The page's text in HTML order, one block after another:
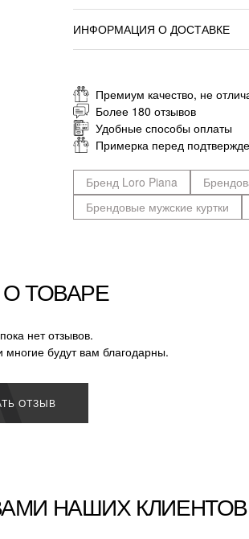
ИНФОРМАЦИЯ О ДОСТАВКЕ
Премиум качество, не
Более 180 отзывов
Удобные способы оплаты
Примерка перед
Бренд Loro Piana
Брендовые мужские куртки
ТОВАРЕ
нет отзывов.
будут вам благодарны.
ОТЗЫВ
НАШИХ КЛИЕНТОВ